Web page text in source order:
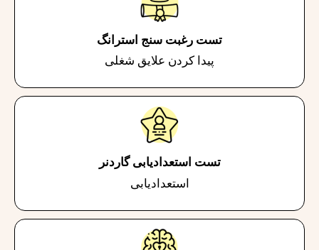
تست رغبت سنج استرانگ
پیدا کردن علایق شغلی
تست استعدادیابی گاردنر
استعدادیابی